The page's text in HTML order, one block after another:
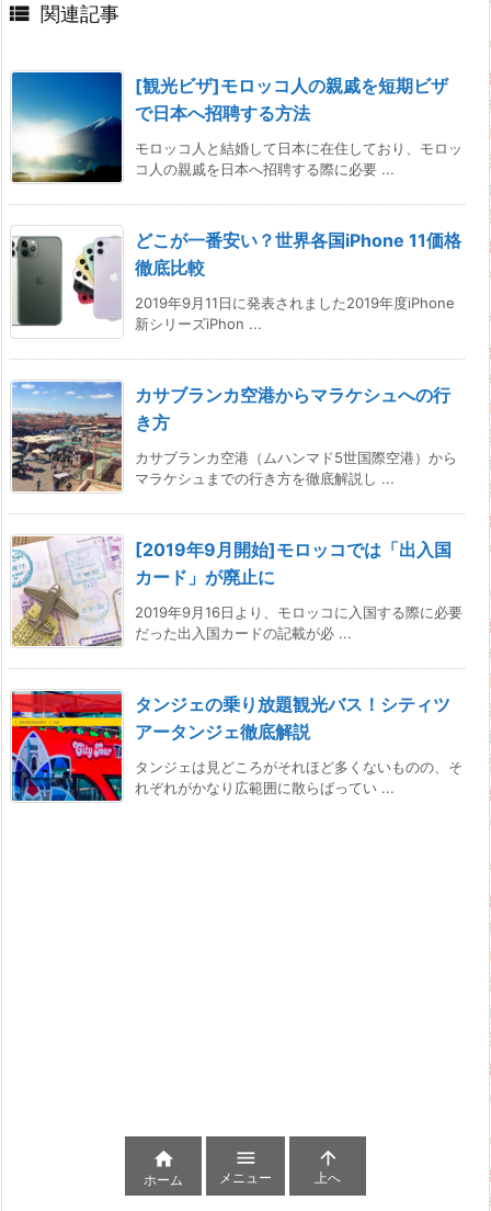
 関連記事
[観光ビザ]モロッコ人の親戚を短期ビザ
で日本へ招聘する方法
モロッコ人と結婚して日本に在住しており、モロッ
コ人の親戚を日本へ招聘する際に必要 ...
どこが一番安い？世界各国iPhone 11価格
徹底比較
2019年9月11日に発表されました2019年度iPhone
新シリーズiPhon ...
カサブランカ空港からマラケシュへの行
き方
カサブランカ空港（ムハンマド5世国際空港）から
マラケシュまでの行き方を徹底解説し ...
[2019年9月開始]モロッコでは「出入国
カード」が廃止に
2019年9月16日より、モロッコに入国する際に必要
だった出入国カードの記載が必 ...
タンジェの乗り放題観光バス！シティツ
アータンジェ徹底解説
タンジェは見どころがそれほど多くないものの、そ
れぞれがかなり広範囲に散らばってい ...

ホーム

メニュー

上へ